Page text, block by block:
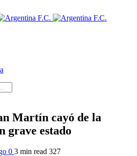
Martín cayó de la
grave estado
0 3 min read 327